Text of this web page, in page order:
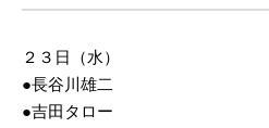
２３日（水）
●長谷川雄二
●吉田タロー